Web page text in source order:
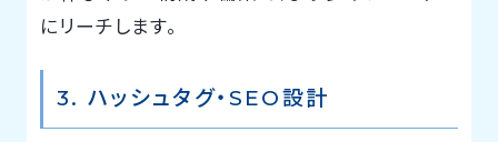
にリーチします。
3. ハッシュタグ・SEO設計